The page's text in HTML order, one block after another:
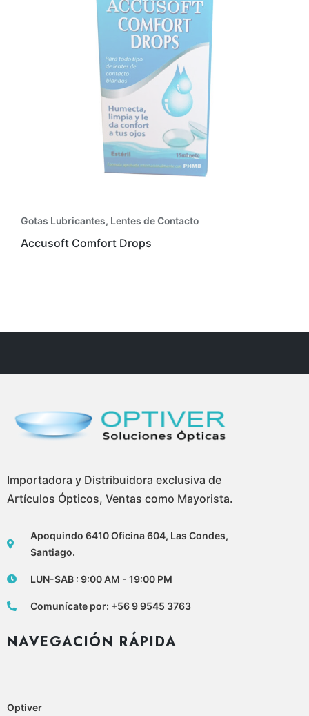
Gotas Lubricantes, Lentes de Contacto
Accusoft Comfort Drops
Importadora y Distribuidora exclusiva de
Artículos Ópticos, Ventas como Mayorista.
Apoquindo 6410 Oficina 604, Las Condes,
Santiago.
LUN-SAB : 9:00 AM - 19:00 PM
Comunícate por: +56 9 9545 3763
NAVEGACIÓN RÁPIDA
Optiver